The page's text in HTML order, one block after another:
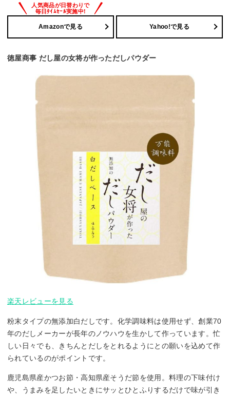
Amazonで見る Yahoo!で見る
徳屋商事 だし屋の女将が作っただしパウダー
楽天レビューを見る
粉末タイプの無添加白だしです。化学調味料は使用せず、創業70
年のだしメーカーが長年のノウハウを生かして作っています。忙
しい日々でも、きちんとだしをとれるようにとの願いを込めて作
られているのがポイントです。
鹿児島県産かつお節・高知県産そうだ節を使用。料理の下味付け
や、うまみを足したいときにサッとひとふりするだけで味が引き